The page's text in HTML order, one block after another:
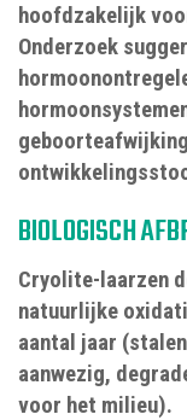
hoofdzakelijk
Onderzoek
BIOLOGISCH
Cryolite-laarzen
natuurlijke
aantal jaar
aanwezig,
voor het milieu).